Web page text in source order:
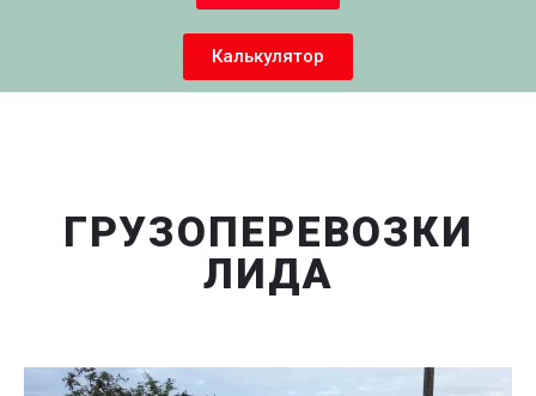
Калькулятор
ГРУЗОПЕРЕВОЗКИ
ЛИДА